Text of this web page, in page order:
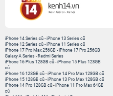
iPhone 14 Series cũ -iPhone 13 Series cũ
iPhone 12 Series cũ -iPhone 11 Series cũ
iPhone 17 Pro Max 256GB -iPhone 17 Pro 256GB
Galaxy A Series - Redmi Series
iPhone 16 Plus 128GB cũ -iPhone 15 Plus 128GB
cũ
iPhone 16 128GB cũ -iPhone 14 Pro Max 128GB cũ
iPhone 15 128GB cũ -iPhone 13 Pro Max 128GB cũ
iPhone 14 Pro 128GB cũ -iPhone 11 Pro Max 64GB
cũ